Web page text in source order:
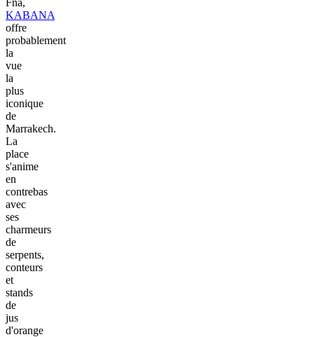
Fna,
KABANA
offre
probablement
la
vue
la
plus
iconique
de
Marrakech.
La
place
s'anime
en
contrebas
avec
ses
charmeurs
de
serpents,
conteurs
et
stands
de
jus
d'orange